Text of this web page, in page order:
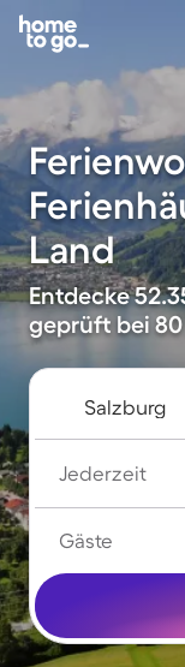
Land
Entdecke
geprüft bei
Jederzeit
Gäste